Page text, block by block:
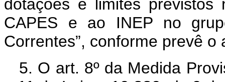
dotações e limites previstos
CAPES e ao INEP no
Correntes”, conforme prevê
5. O art. 8º da Medida